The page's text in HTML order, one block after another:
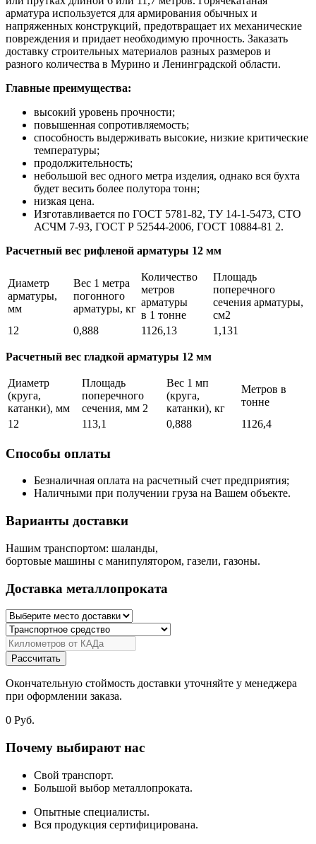
арматура используется для армирования обычных и
напряженных конструкций, предотвращает их механические
повреждения и придает необходимую прочность. Заказать
доставку строительных материалов разных размеров и
разного количества в Мурино и Ленинградской области.
Главные преимущества:
высокий уровень прочности;
повышенная сопротивляемость;
способность выдерживать высокие, низкие критические
температуры;
продолжительность;
небольшой вес одного метра изделия, однако вся бухта
будет весить более полутора тонн;
низкая цена.
Изготавливается по ГОСТ 5781-82, ТУ 14-1-5473, СТО
АСЧМ 7-93, ГОСТ Р 52544-2006, ГОСТ 10884-81 2.
Расчетный вес рифленой арматуры 12 мм
Диаметр
арматуры,
мм
Вес 1 метра
погонного
арматуры, кг
Количество
метров
арматуры
в 1 тонне
Площадь
поперечного
сечения арматуры,
см2
12
0,888 1126,13 1,131
Расчетный вес гладкой арматуры 12 мм
Диаметр
(круга,
катанки), мм
Площадь
поперечного
сечения, мм 2
Вес 1 мп
(круга,
катанки), кг
Метров в
тонне
12
113,1 0,888 1126,4
Способы оплаты
Безналичная оплата на расчетный счет предприятия;
Наличными при получении груза на Вашем объекте.
Варианты доставки
Нашим транспортом: шаланды,
бортовые машины с манипулятором, газели, газоны.
Доставка металлопроката
Рассчитать
Окончательную стоймость доставки уточняйте у менеджера
при оформлении заказа.
0 Руб.
Почему выбирают нас
Свой транспорт.
Большой выбор металлопроката.
Опытные специалисты.
Вся продукция сертифицирована.